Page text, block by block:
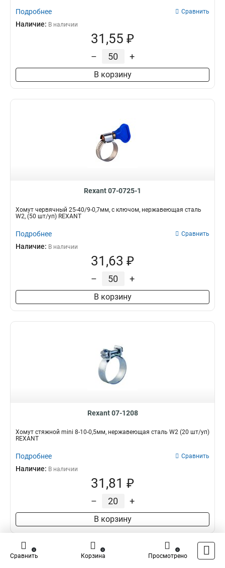
Подробнее Сравнить
Наличие: В наличии
31,55 ₽
– +
В корзину
Rexant 07-0725-1
Хомут червячный 25-40/9-0,7мм, с ключом, нержавеющая сталь
W2, (50 шт/уп) REXANT
Подробнее Сравнить
Наличие: В наличии
31,63 ₽
– +
В корзину
Rexant 07-1208
Хомут стяжной mini 8-10-0,5мм, нержавеющая сталь W2 (20 шт/уп)
REXANT
Подробнее Сравнить
Наличие: В наличии
31,81 ₽
– +
В корзину
Сравнить
0
Корзина
0
Просмотрено
0